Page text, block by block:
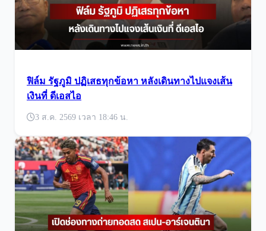
ฟิล์ม รัฐภูมิ ปฏิเสธทุกข้อหา หลังเดินทางไปแจงเส้น
เงินที่ ดีเอสไอ
3 ส.ค. 2569 เวลา 18:46 น.